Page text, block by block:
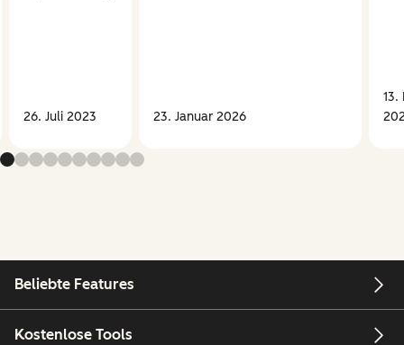
26. Juli 2023 23. Januar 2026
13.
Beliebte Features
Kostenlose Tools